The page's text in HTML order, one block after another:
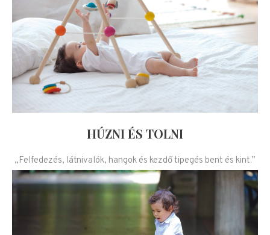
HÚZNI ÉS TOLNI
„Felfedezés, látnivalók, hangok és kezdő tipegés bent és kint.”